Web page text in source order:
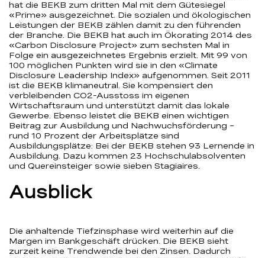
hat die BEKB zum dritten Mal mit dem Gütesiegel
«Prime» ausgezeichnet. Die sozialen und ökologischen
Leistungen der BEKB zählen damit zu den führenden
der Branche. Die BEKB hat auch im Ökorating 2014 des
«Carbon Disclosure Project» zum sechsten Mal in
Folge ein ausgezeichnetes Ergebnis erzielt. Mit 99 von
100 möglichen Punkten wird sie in den «Climate
Disclosure Leadership Index» aufgenommen. Seit 2011
ist die BEKB klimaneutral. Sie kompensiert den
verbleibenden CO2-Ausstoss im eigenen
Wirtschaftsraum und unterstützt damit das lokale
Gewerbe. Ebenso leistet die BEKB einen wichtigen
Beitrag zur Ausbildung und Nachwuchsförderung –
rund 10 Prozent der Arbeitsplätze sind
Ausbildungsplätze: Bei der BEKB stehen 93 Lernende in
Ausbildung. Dazu kommen 23 Hochschulabsolventen
und Quereinsteiger sowie sieben Stagiaires.
Ausblick
Die anhaltende Tiefzinsphase wird weiterhin auf die
Margen im Bankgeschäft drücken. Die BEKB sieht
zurzeit keine Trendwende bei den Zinsen. Dadurch